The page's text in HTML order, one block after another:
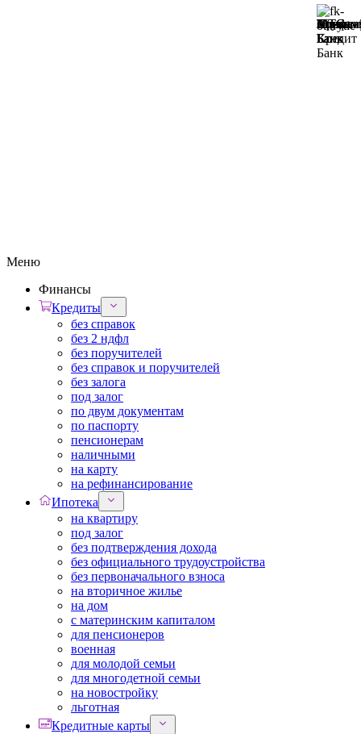
Меню
Финансы
Кредиты
без справок
без 2 ндфл
без поручителей
без справок и поручителей
без залога
под залог
по двум документам
по паспорту
пенсионерам
наличными
на карту
на рефинансирование
Ипотека
на квартиру
под залог
без подтверждения дохода
без официального трудоустройства
без первоначального взноса
на вторичное жилье
на дом
с материнским капиталом
для пенсионеров
военная
для молодой семьи
для многодетной семьи
на новостройку
льготная
Кредитные карты